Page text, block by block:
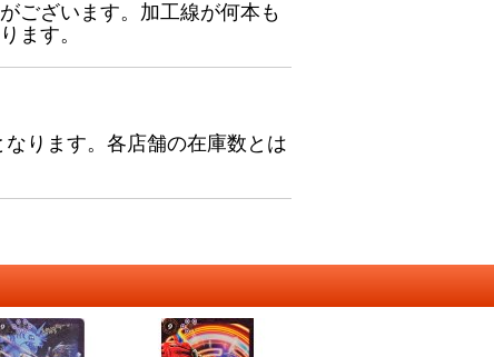
ございます。加工線が何本も
ます。
ります。各店舗の在庫数とは